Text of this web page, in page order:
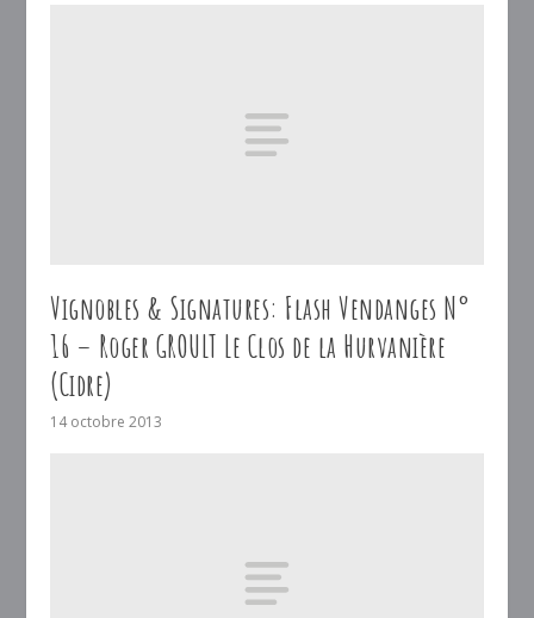
Vignobles & Signatures: Flash Vendanges N°
16 – Roger GROULT Le Clos de la Hurvanière
(Cidre)
14 octobre 2013